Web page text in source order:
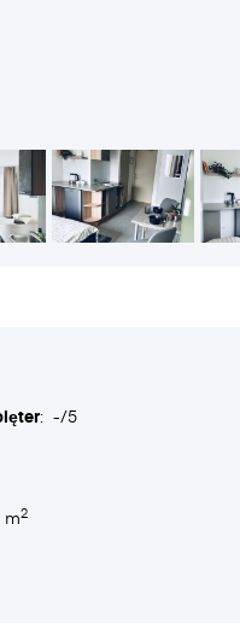
: -/5
m2